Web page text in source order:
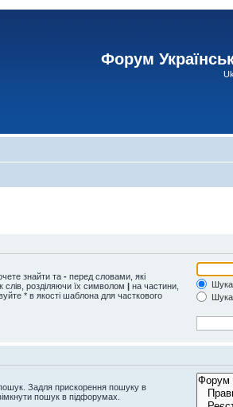
Форум
знайти та - перед словами, які
розділяючи їх символом | на частини,
* в якості шаблона для часткового
Задля прискорення пошуку в
пошук в підфорумах.